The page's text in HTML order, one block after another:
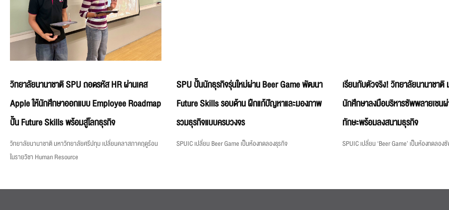
วิทยาลัยนานาชาติ SPU ถอดรหัส HR ผ่านเคส
Apple ให้นักศึกษาออกแบบ Employee Roadmap
ปั้น Future Skills พร้อมสู่โลกธุรกิจ
วิทยาลัยนานาชาติ มหาวิทยาลัยศรีปทุม เปลี่ยนคลาสภาคฤดูร้อน
ในรายวิชา Human Resource
SPU ปั้นนักธุรกิจรุ่นใหม่ผ่าน Beer Game พัฒนา
Future Skills รอบด้าน ฝึกแก้ปัญหาและมองภาพ
รวมธุรกิจแบบครบวงจร
SPUIC เปลี่ยน Beer Game เป็นห้องทดลองธุรกิจ
เรียนกับตัวจริง! วิทยาลัยนานาชาติ
นักศึกษาลงมือบริหารซัพพลายเชน
ทักษะพร้อมลงสนามธุรกิจ
SPUIC เปลี่ยน ‘Beer Game’ เป็นห้องทดลอ